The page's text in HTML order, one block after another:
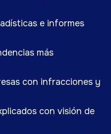
e informes
más
con infracciones y
con visión de